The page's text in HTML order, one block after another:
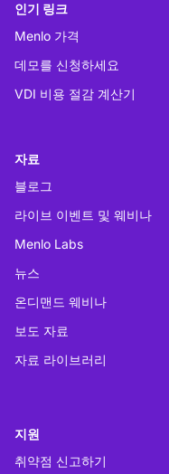
인기 링크
Menlo 가격
데모를 신청하세요
VDI 비용 절감 계산기
자료
블로그
라이브 이벤트 및 웨비나
Menlo Labs
뉴스
온디맨드 웨비나
보도 자료
자료 라이브러리
지원
취약점 신고하기